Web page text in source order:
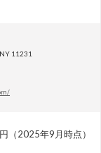
11231
（2025年9月時点）